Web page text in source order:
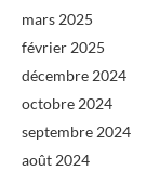
mars 2025
février 2025
décembre 2024
octobre 2024
septembre 2024
août 2024